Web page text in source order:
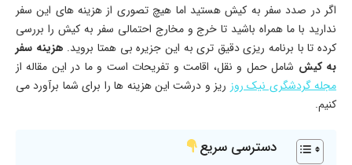
اگر در صدد سفر به کیش هستید اما هیچ تصوری از هزینه های این سفر
ندارید با ما همراه باشید تا خرج و مخارج احتمالی سفر به کیش را بررسی
کرده تا با برنامه ریزی دقیق تری به این جزیره بی همتا بروید. هزینه سفر
به کیش شامل حمل و نقل، اقامت و تفریحات است و ما در این مقاله از
مجله گردشگری نیک روز ریز و درشت این هزینه ها را برای شما برآورد می
کنیم.
دسترسی سریع